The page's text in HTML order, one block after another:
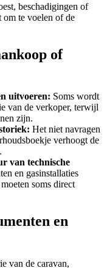
beschadigingen of
om te voelen of de
of
uitvoeren: Soms wordt
van de verkoper, terwijl
zijn.
Het niet navragen
verhoogt de
van technische
en gasinstallaties
soms direct
en
van de caravan,